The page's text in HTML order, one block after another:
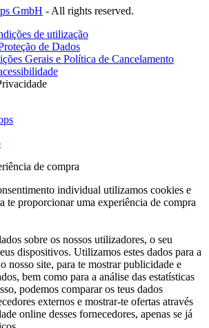
GmbH - All rights reserved.
de utilização
de Dados
Gerais e Política de Cancelamento
de compra
individual utilizamos cookies e
te proporcionar uma experiência de compra
sobre os nossos utilizadores, o seu
dispositivos. Utilizamos estes dados para a
nosso site, para te mostrar publicidade e
bem como para a análise das estatísticas
podemos comparar os teus dados
externos e mostrar-te ofertas através
online desses fornecedores, apenas se já